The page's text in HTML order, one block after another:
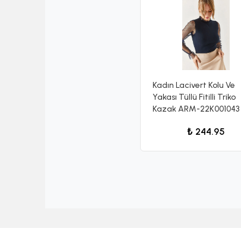
Kadın Lacivert Kolu Ve
Yakası Tüllü Fitilli Triko
Kazak ARM-22K001043
₺ 244.95